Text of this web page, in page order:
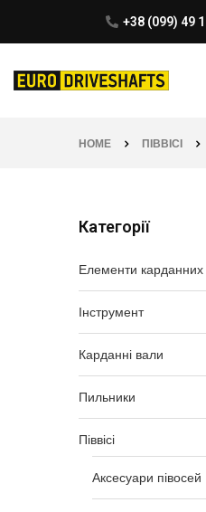
+38 (099) 49
HOME ПІВВІСІ
Категорії
Елементи карданних
Інструмент
Карданні вали
Пильники
Піввісі
Аксесуари півосей